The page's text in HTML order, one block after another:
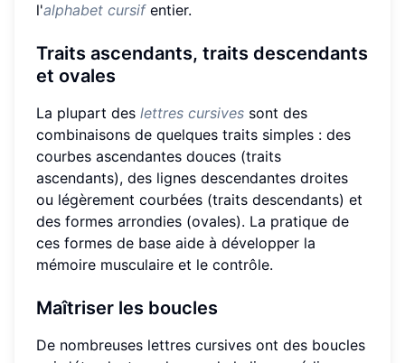
l'alphabet cursifentier.
Traits ascendants, traits descendants
et ovales
La plupart des lettres cursives sont des
combinaisons de quelques traits simples : des
courbes ascendantes douces (traits
ascendants), des lignes descendantes droites
ou légèrement courbées (traits descendants) et
des formes arrondies (ovales). La pratique de
ces formes de base aide à développer la
mémoire musculaire et le contrôle.
Maîtriser les boucles
De nombreuses lettres cursives ont des boucles